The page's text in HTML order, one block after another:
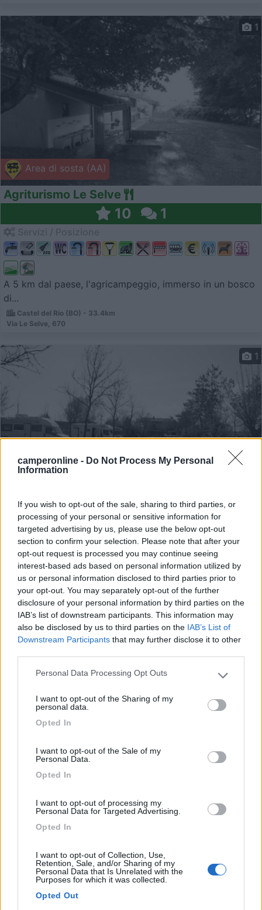
camperonline - Do Not Process My Personal
Information
If you wish to opt-out of the sale, sharing to third parties, or
processing of your personal or sensitive information for
targeted advertising by us, please use the below opt-out
section to confirm your selection. Please note that after your
opt-out request is processed you may continue seeing
interest-based ads based on personal information utilized by
us or personal information disclosed to third parties prior to
your opt-out. You may separately opt-out of the further
disclosure of your personal information by third parties on the
IAB’s list of downstream participants. This information may
also be disclosed by us to third parties on the IAB’s List of
Downstream Participants that may further disclose it to other
Please note that this website/app uses one or more Google
not limited to your visit or usage behaviour. You may click to
grant or deny consent to Google and its third-party tags to
use your data for below specified purposes in below Google
Personal Data Processing Opt Outs
I want to opt-out of the Sharing of my
personal data.
Opted In
I want to opt-out of the Sale of my
Personal Data.
Opted In
I want to opt-out of processing my
Personal Data for Targeted Advertising.
Opted In
I want to opt-out of Collection, Use,
Retention, Sale, and/or Sharing of my
Personal Data that Is Unrelated with the
Purposes for which it was collected.
Opted Out
Area di sosta (AA)
1
Agriturismo Le Selve
10 1
A 5 km dal paese, l'agricampeggio, immerso in un bosco
di...
Castel del Rio (BO) - 33.4km
Via Le Selve, 670
1
Agriturismo Prato Pozzo
7,8 8
Servizi / Posizione
C/o agriturismo "Prato Pozzo", a sinistra dopo il traghet...
Anita (FE) - 35.3km
Via Rotta Martinella 34/a
Area di sosta (PS+CS)
8,6 5
Servizi / Posizione